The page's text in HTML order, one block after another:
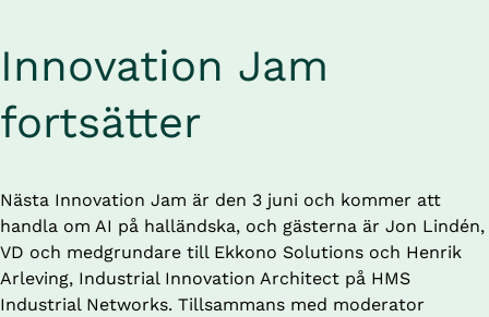
Innovation Jam
fortsätter
Nästa Innovation Jam är den 3 juni och kommer att
handla om AI på halländska, och gästerna är Jon Lindén,
VD och medgrundare till Ekkono Solutions och Henrik
Arleving, Industrial Innovation Architect på HMS
Industrial Networks. Tillsammans med moderator